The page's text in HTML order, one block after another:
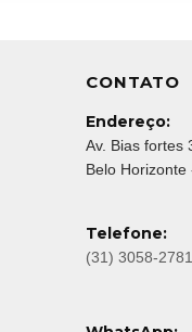
CONTATO
Endereço:
Av. Bias fortes
Belo Horizonte
Telefone:
(31) 3058-2781